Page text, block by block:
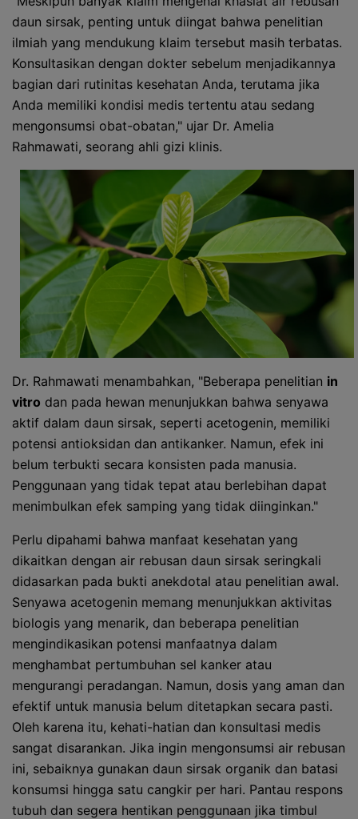
daun sirsak, penting untuk diingat bahwa penelitian
ilmiah yang mendukung klaim tersebut masih terbatas.
Konsultasikan dengan dokter sebelum menjadikannya
bagian dari rutinitas kesehatan Anda, terutama jika
Anda memiliki kondisi medis tertentu atau sedang
mengonsumsi obat-obatan," ujar Dr. Amelia
Rahmawati, seorang ahli gizi klinis.
Dr. Rahmawati menambahkan, "Beberapa penelitian in
vitro dan pada hewan menunjukkan bahwa senyawa
aktif dalam daun sirsak, seperti acetogenin, memiliki
potensi antioksidan dan antikanker. Namun, efek ini
belum terbukti secara konsisten pada manusia.
Penggunaan yang tidak tepat atau berlebihan dapat
menimbulkan efek samping yang tidak diinginkan."
Perlu dipahami bahwa manfaat kesehatan yang
dikaitkan dengan air rebusan daun sirsak seringkali
didasarkan pada bukti anekdotal atau penelitian awal.
Senyawa acetogenin memang menunjukkan aktivitas
biologis yang menarik, dan beberapa penelitian
mengindikasikan potensi manfaatnya dalam
menghambat pertumbuhan sel kanker atau
mengurangi peradangan. Namun, dosis yang aman dan
efektif untuk manusia belum ditetapkan secara pasti.
Oleh karena itu, kehati-hatian dan konsultasi medis
sangat disarankan. Jika ingin mengonsumsi air rebusan
ini, sebaiknya gunakan daun sirsak organik dan batasi
konsumsi hingga satu cangkir per hari. Pantau respons
tubuh dan segera hentikan penggunaan jika timbul